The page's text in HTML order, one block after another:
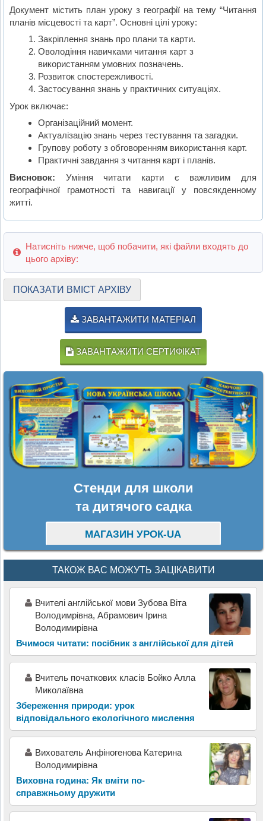
Документ містить план уроку з географії на тему “Читання
планів місцевості та карт”. Основні цілі уроку:
Закріплення знань про плани та карти.
Оволодіння навичками читання карт з
використанням умовних позначень.
Розвиток спостережливості.
Застосування знань у практичних ситуаціях.
Урок включає:
Організаційний момент.
Актуалізацію знань через тестування та загадки.
Групову роботу з обговоренням використання карт.
Практичні завдання з читання карт і планів.
Висновок: Уміння читати карти є важливим для
географічної грамотності та навигації у повсякденному
житті.
Натисніть нижче, щоб побачити, які файли входять до
цього архіву:
ПОКАЗАТИ ВМІСТ АРХІВУ
ЗАВАНТАЖИТИ МАТЕРІАЛ
ЗАВАНТАЖИТИ СЕРТИФІКАТ
Стенди для школи
та дитячого садка
МАГАЗИН УРОК-UA
ТАКОЖ ВАС МОЖУТЬ ЗАЦІКАВИТИ
Вчителі англійської мови Зубова Віта
Володимрівна, Абрамович Ірина
Володимирівна
Вчимося читати: посібник з англійської для дітей
Вчитель початкових класів Бойко Алла
Миколаївна
Збереження природи: урок
відповідального екологічного мислення
Вихователь Анфіногенова Катерина
Володимирівна
Виховна година: Як вміти по-
справжньому дружити